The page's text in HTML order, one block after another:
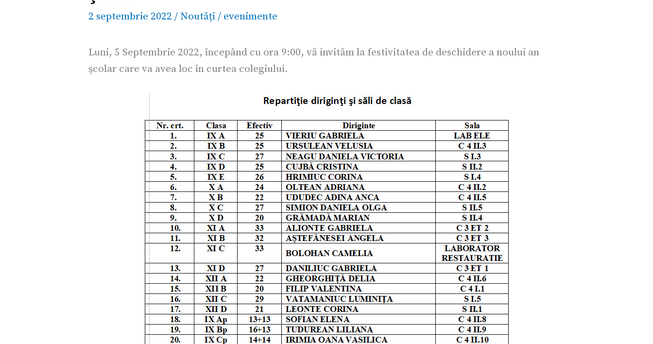
2 septembrie 2022 / Noutăți/ evenimente
Luni, 5 Septembrie 2022, începând cu ora 9:00, vă invităm la festivitatea de deschidere a noului an
şcolar care va avea loc în curtea colegiului.